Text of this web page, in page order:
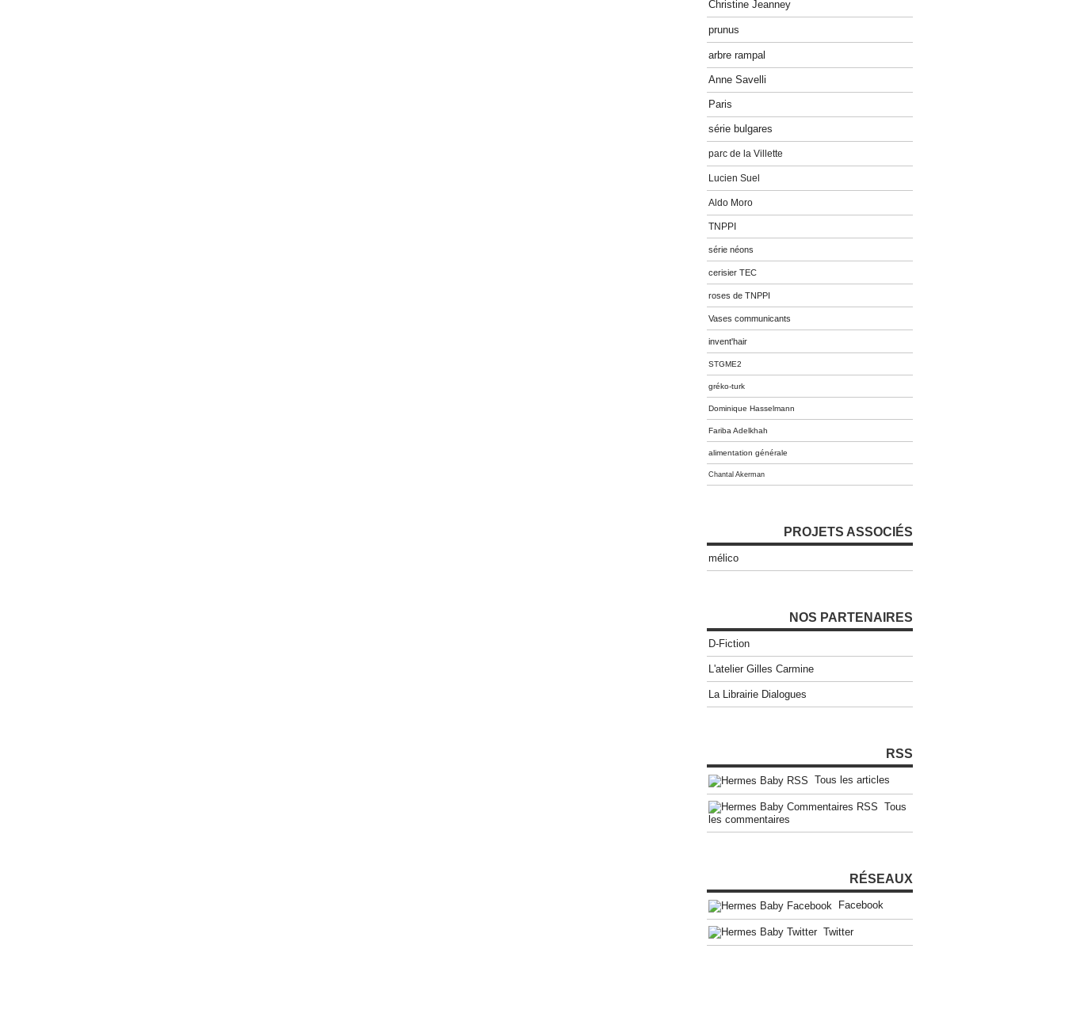
Christine Jeanney
prunus
arbre rampal
Anne Savelli
Paris
série bulgares
parc de la Villette
Lucien Suel
Aldo Moro
TNPPI
série néons
cerisier TEC
roses de TNPPI
Vases communicants
invent'hair
STGME2
gréko-turk
Dominique Hasselmann
Fariba Adelkhah
alimentation générale
Chantal Akerman
PROJETS ASSOCIÉS
mélico
NOS PARTENAIRES
D-Fiction
L'atelier Gilles Carmine
La Librairie Dialogues
RSS
Tous les articles
Tous
les commentaires
RÉSEAUX
Facebook
Twitter